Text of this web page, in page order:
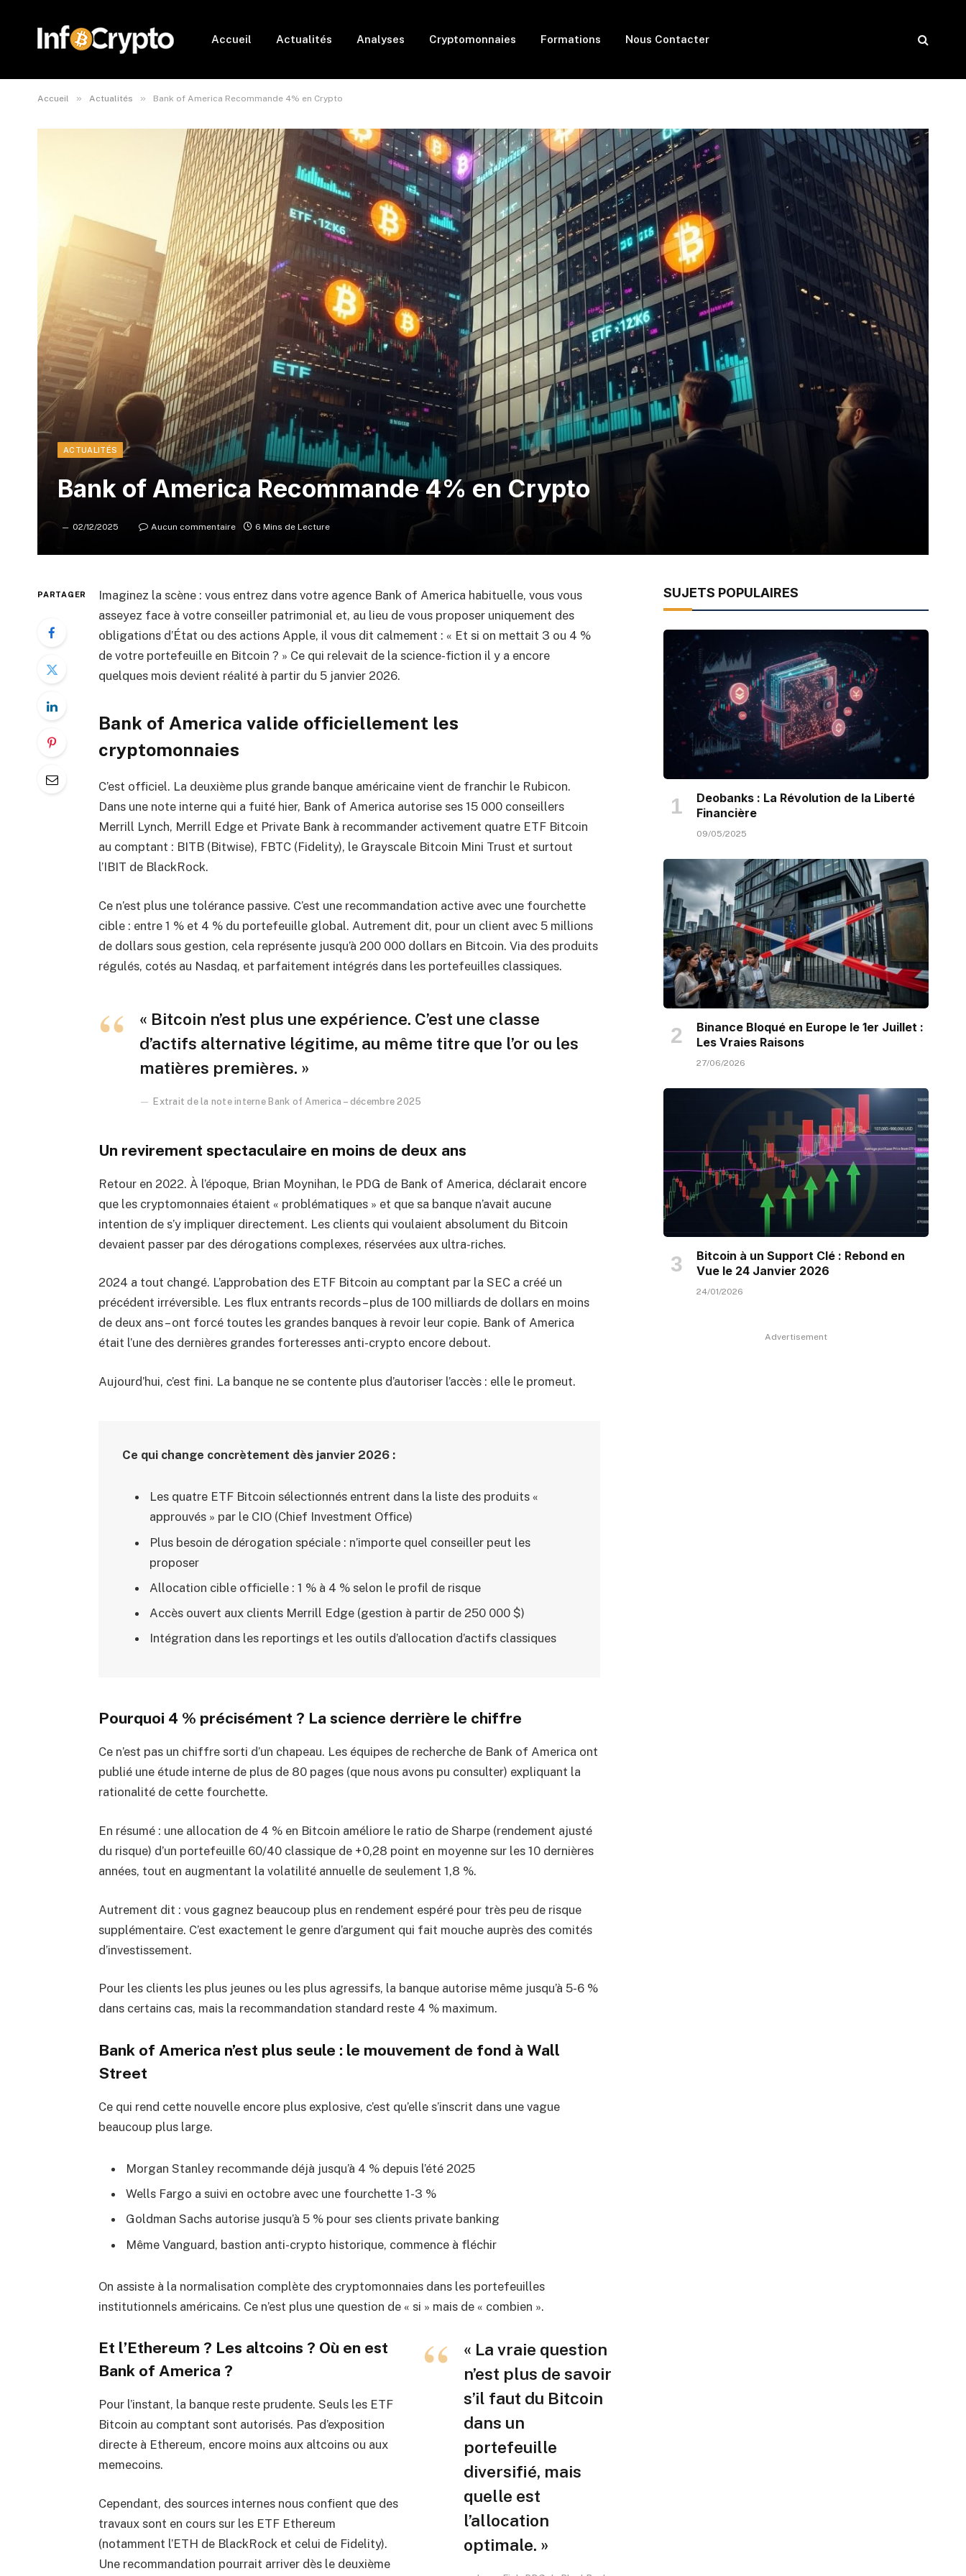
Accueil Actualités Analyses Cryptomonnaies Formations Nous Contacter
Accueil » Actualités » Bank of America Recommande 4% en Crypto
ACTUALITÉS
Bank of America Recommande 4% en Crypto
02/12/2025 Aucun commentaire 6 Mins de Lecture
PARTAGER
Imaginez la scène : vous entrez dans votre agence Bank of America habituelle, vous vous
asseyez face à votre conseiller patrimonial et, au lieu de vous proposer uniquement des
obligations d’État ou des actions Apple, il vous dit calmement : « Et si on mettait 3 ou 4 %
de votre portefeuille en Bitcoin ? » Ce qui relevait de la science-fiction il y a encore
quelques mois devient réalité à partir du 5 janvier 2026.
Bank of America valide officiellement les
cryptomonnaies
C’est officiel. La deuxième plus grande banque américaine vient de franchir le Rubicon.
Dans une note interne qui a fuité hier, Bank of America autorise ses 15 000 conseillers
Merrill Lynch, Merrill Edge et Private Bank à recommander activement quatre ETF Bitcoin
au comptant : BITB (Bitwise), FBTC (Fidelity), le Grayscale Bitcoin Mini Trust et surtout
l’IBIT de BlackRock.
Ce n’est plus une tolérance passive. C’est une recommandation active avec une fourchette
cible : entre 1 % et 4 % du portefeuille global. Autrement dit, pour un client avec 5 millions
de dollars sous gestion, cela représente jusqu’à 200 000 dollars en Bitcoin. Via des produits
régulés, cotés au Nasdaq, et parfaitement intégrés dans les portefeuilles classiques.
« Bitcoin n’est plus une expérience. C’est une classe
d’actifs alternative légitime, au même titre que l’or ou les
matières premières. »
Extrait de la note interne Bank of America – décembre 2025
Un revirement spectaculaire en moins de deux ans
Retour en 2022. À l’époque, Brian Moynihan, le PDG de Bank of America, déclarait encore
que les cryptomonnaies étaient « problématiques » et que sa banque n’avait aucune
intention de s’y impliquer directement. Les clients qui voulaient absolument du Bitcoin
devaient passer par des dérogations complexes, réservées aux ultra-riches.
2024 a tout changé. L’approbation des ETF Bitcoin au comptant par la SEC a créé un
précédent irréversible. Les flux entrants records – plus de 100 milliards de dollars en moins
de deux ans – ont forcé toutes les grandes banques à revoir leur copie. Bank of America
était l’une des dernières grandes forteresses anti-crypto encore debout.
Aujourd’hui, c’est fini. La banque ne se contente plus d’autoriser l’accès : elle le promeut.
Ce qui change concrètement dès janvier 2026 :
Les quatre ETF Bitcoin sélectionnés entrent dans la liste des produits «
approuvés » par le CIO (Chief Investment Office)
Plus besoin de dérogation spéciale : n’importe quel conseiller peut les
proposer
Allocation cible officielle : 1 % à 4 % selon le profil de risque
Accès ouvert aux clients Merrill Edge (gestion à partir de 250 000 $)
Intégration dans les reportings et les outils d’allocation d’actifs classiques
Pourquoi 4 % précisément ? La science derrière le chiffre
Ce n’est pas un chiffre sorti d’un chapeau. Les équipes de recherche de Bank of America ont
publié une étude interne de plus de 80 pages (que nous avons pu consulter) expliquant la
rationalité de cette fourchette.
En résumé : une allocation de 4 % en Bitcoin améliore le ratio de Sharpe (rendement ajusté
du risque) d’un portefeuille 60/40 classique de +0,28 point en moyenne sur les 10 dernières
années, tout en augmentant la volatilité annuelle de seulement 1,8 %.
Autrement dit : vous gagnez beaucoup plus en rendement espéré pour très peu de risque
supplémentaire. C’est exactement le genre d’argument qui fait mouche auprès des comités
d’investissement.
Pour les clients les plus jeunes ou les plus agressifs, la banque autorise même jusqu’à 5-6 %
dans certains cas, mais la recommandation standard reste 4 % maximum.
Bank of America n’est plus seule : le mouvement de fond à Wall
Street
Ce qui rend cette nouvelle encore plus explosive, c’est qu’elle s’inscrit dans une vague
beaucoup plus large.
Morgan Stanley recommande déjà jusqu’à 4 % depuis l’été 2025
Wells Fargo a suivi en octobre avec une fourchette 1-3 %
Goldman Sachs autorise jusqu’à 5 % pour ses clients private banking
Même Vanguard, bastion anti-crypto historique, commence à fléchir
On assiste à la normalisation complète des cryptomonnaies dans les portefeuilles
institutionnels américains. Ce n’est plus une question de « si » mais de « combien ».
« La vraie question
n’est plus de savoir
s’il faut du Bitcoin
dans un
portefeuille
diversifié, mais
quelle est
l’allocation
optimale. »
Et l’Ethereum ? Les altcoins ? Où en est
Bank of America ?
Pour l’instant, la banque reste prudente. Seuls les ETF
Bitcoin au comptant sont autorisés. Pas d’exposition
directe à Ethereum, encore moins aux altcoins ou aux
memecoins.
Cependant, des sources internes nous confient que des
travaux sont en cours sur les ETF Ethereum
(notamment l’ETH de BlackRock et celui de Fidelity).
Une recommandation pourrait arriver dès le deuxième
SUJETS POPULAIRES
Deobanks : La Révolution de la Liberté
Financière
09/05/2025
Binance Bloqué en Europe le 1er Juillet :
Les Vraies Raisons
27/06/2026
Bitcoin à un Support Clé : Rebond en
Vue le 24 Janvier 2026
24/01/2026
Advertisement